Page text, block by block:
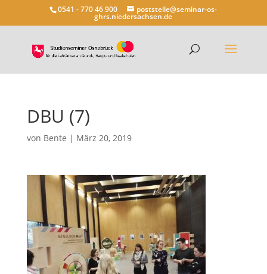
0541 - 770 46 900 poststelle@seminar-os-
ghrs.niedersachsen.de
DBU (7)
von Bente | März 20, 2019